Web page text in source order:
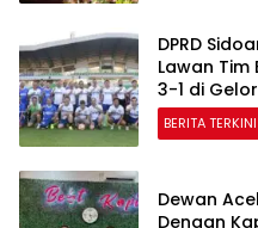
DPRD
Lawan
3-1 di
BERITA TERKINI
Dewan
Dengan